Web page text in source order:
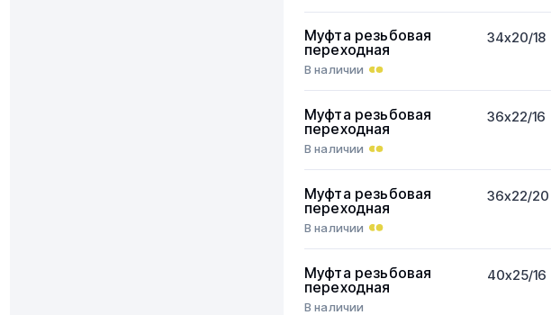
Муфта резьбовая
переходная
В наличии
34х20/18
Муфта резьбовая
переходная
В наличии
36х22/16
Муфта резьбовая
переходная
В наличии
36х22/20
Муфта резьбовая
переходная
В наличии
40х25/16